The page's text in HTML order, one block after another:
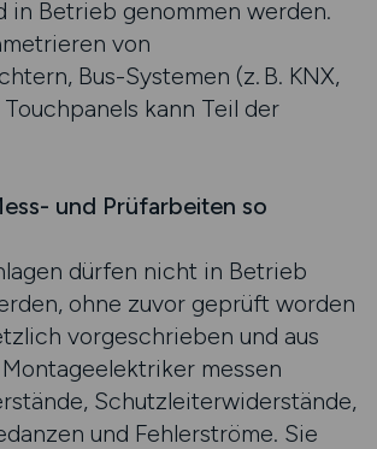
in Betrieb genommen werden.
von
Bus-Systemen (z. B. KNX,
kann Teil der
und Prüfarbeiten so
dürfen nicht in Betrieb
ohne zuvor geprüft worden
vorgeschrieben und aus
messen
Schutzleiterwiderstände,
und Fehlerströme. Sie